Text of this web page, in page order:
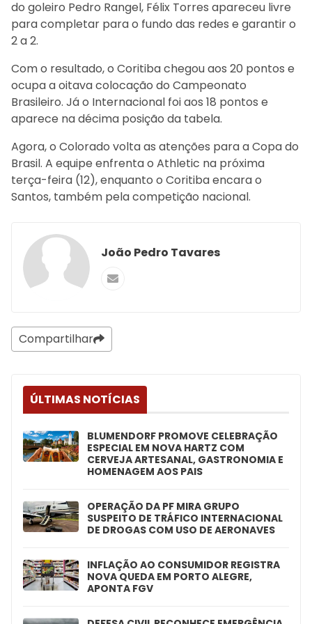
do goleiro Pedro Rangel, Félix Torres apareceu livre
para completar para o fundo das redes e garantir o
2 a 2.
Com o resultado, o Coritiba chegou aos 20 pontos e
ocupa a oitava colocação do Campeonato
Brasileiro. Já o Internacional foi aos 18 pontos e
aparece na décima posição da tabela.
Agora, o Colorado volta as atenções para a Copa do
Brasil. A equipe enfrenta o Athletic na próxima
terça-feira (12), enquanto o Coritiba encara o
Santos, também pela competição nacional.
João Pedro Tavares
Compartilhar
ÚLTIMAS NOTÍCIAS
BLUMENDORF PROMOVE CELEBRAÇÃO
ESPECIAL EM NOVA HARTZ COM
CERVEJA ARTESANAL, GASTRONOMIA E
HOMENAGEM AOS PAIS
OPERAÇÃO DA PF MIRA GRUPO
SUSPEITO DE TRÁFICO INTERNACIONAL
DE DROGAS COM USO DE AERONAVES
INFLAÇÃO AO CONSUMIDOR REGISTRA
NOVA QUEDA EM PORTO ALEGRE,
APONTA FGV